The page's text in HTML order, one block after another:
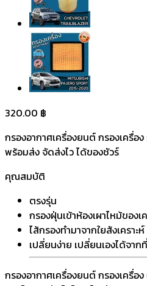
320.00 ฿
กรองอากาศเครื่องยนต์ กรองเครื่
พร้อมส่ง จัดส่งไว ได้ของชัวร์
คุณสมบัติ
ตรงรุ่น
กรองฝุ่นเข้าห้องเผาไหม้ของ
ไส้กรองทำมาจากใยสังเคราะ
เปลี่ยนง่าย เปลี่ยนเองได้จาก
กรองอากาศเครื่องยนต์ กรองเครื่อ